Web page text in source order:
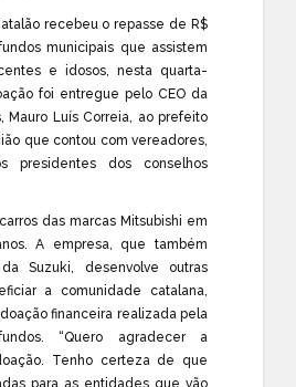
recebeu o repasse de R$
municipais que assistem
e idosos, nesta quarta-
foi entregue pelo CEO da
Mauro Luís Correia, ao prefeito
que contou com vereadores,
presidentes dos conselhos
das marcas Mitsubishi em
A empresa, que também
Suzuki, desenvolve outras
a comunidade catalana,
financeira realizada pela
“Quero agradecer a
Tenho certeza de que
para as entidades que vão